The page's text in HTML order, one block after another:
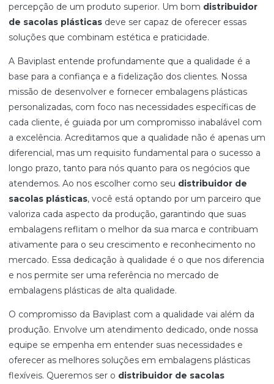
percepção de um produto superior. Um bom distribuidor
de sacolas plásticas deve ser capaz de oferecer essas
soluções que combinam estética e praticidade.
A Baviplast entende profundamente que a qualidade é a
base para a confiança e a fidelização dos clientes. Nossa
missão de desenvolver e fornecer embalagens plásticas
personalizadas, com foco nas necessidades específicas de
cada cliente, é guiada por um compromisso inabalável com
a excelência. Acreditamos que a qualidade não é apenas um
diferencial, mas um requisito fundamental para o sucesso a
longo prazo, tanto para nós quanto para os negócios que
atendemos. Ao nos escolher como seu distribuidor de
sacolas plásticas, você está optando por um parceiro que
valoriza cada aspecto da produção, garantindo que suas
embalagens reflitam o melhor da sua marca e contribuam
ativamente para o seu crescimento e reconhecimento no
mercado. Essa dedicação à qualidade é o que nos diferencia
e nos permite ser uma referência no mercado de
embalagens plásticas de alta qualidade.
O compromisso da Baviplast com a qualidade vai além da
produção. Envolve um atendimento dedicado, onde nossa
equipe se empenha em entender suas necessidades e
oferecer as melhores soluções em embalagens plásticas
flexíveis. Queremos ser o distribuidor de sacolas